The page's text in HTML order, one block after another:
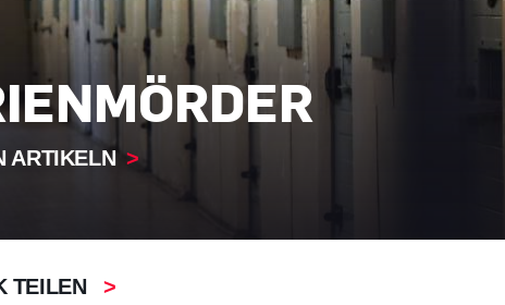
ARTIKELN
TEILEN